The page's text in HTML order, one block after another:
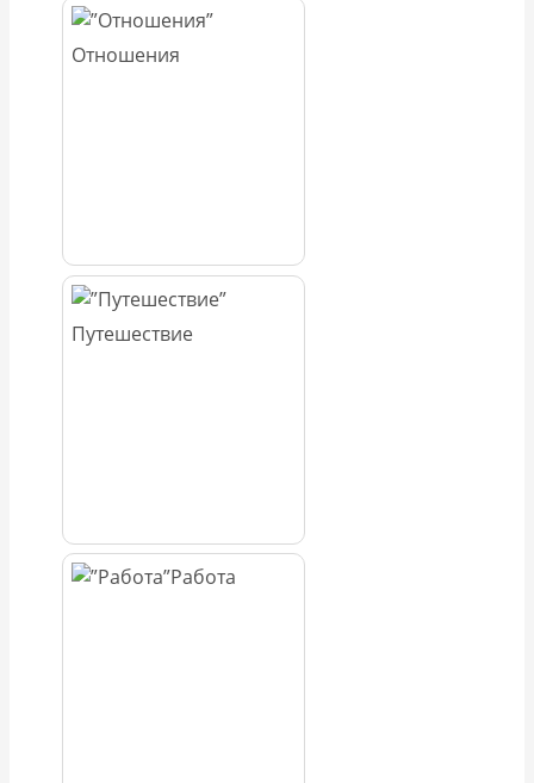
Отношения
Путешествие
Работа